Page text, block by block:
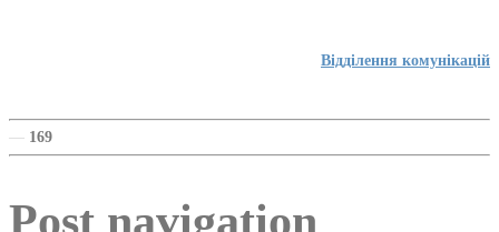
Відділення комунікацій
— 169
Post navigation